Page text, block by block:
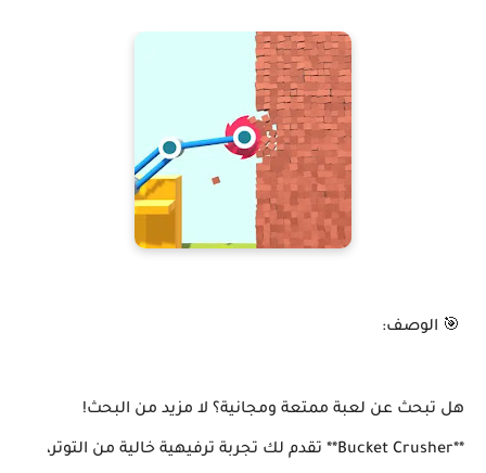
🎯 الوصف:
هل تبحث عن لعبة ممتعة ومجانية؟ لا مزيد من البحث!
**Bucket Crusher** تقدم لك تجربة ترفيهية خالية من التوتر،